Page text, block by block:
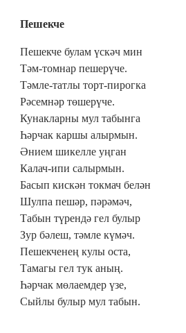
Пешекче
Пешекче булам үскәч мин
Тәм-томнар пешерүче.
Тәмле-татлы торт-пирогка
Рәсемнәр төшерүче.
Кунакларны мул табынга
Һәрчак каршы алырмын.
Әнием шикелле уңган
Калач-ипи салырмын.
Басып кискән токмач белән
Шулпа пешәр, пәрәмәч,
Табын түрендә гел булыр
Зур бәлеш, тәмле күмәч.
Пешекченең кулы оста,
Тамагы гел тук аның.
Һәрчак мөлаемдер үзе,
Сыйлы булыр мул табын.